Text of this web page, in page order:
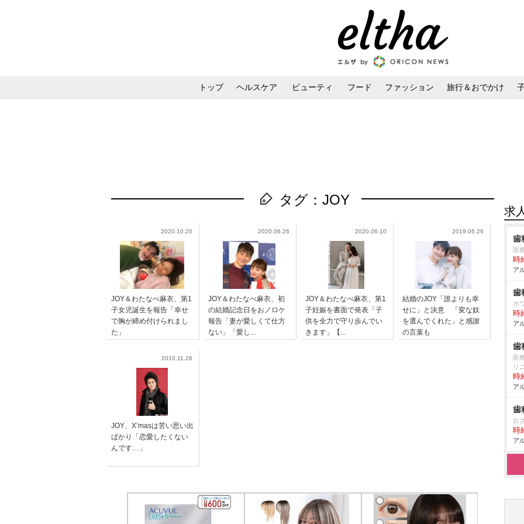
トップ ヘルスケア ビューティ フード ファッション 旅行＆おでかけ
タグ：JOY
2020.10.20
JOY＆わたなべ麻衣、第1
子女児誕生を報告「幸せ
で胸が締め付けられまし
た」
2020.06.26
JOY＆わたなべ麻衣、初
の結婚記念日をおノロケ
報告「妻が愛しくて仕方
ない」「愛し...
2020.06.10
JOY＆わたなべ麻衣、第1
子妊娠を書面で発表「子
供を全力で守り歩んでい
きます」【...
2019.06.26
結婚のJOY「誰よりも幸
せに」と決意 「変な奴
を選んでくれた」と感謝
の言葉も
2010.11.26
JOY、X’masは苦い思い出
ばかり「恋愛したくない
んです…」
求
歯
医
時
ア
歯
ホ
時
ア
歯
医
リ
時
ア
歯
お
時
ア